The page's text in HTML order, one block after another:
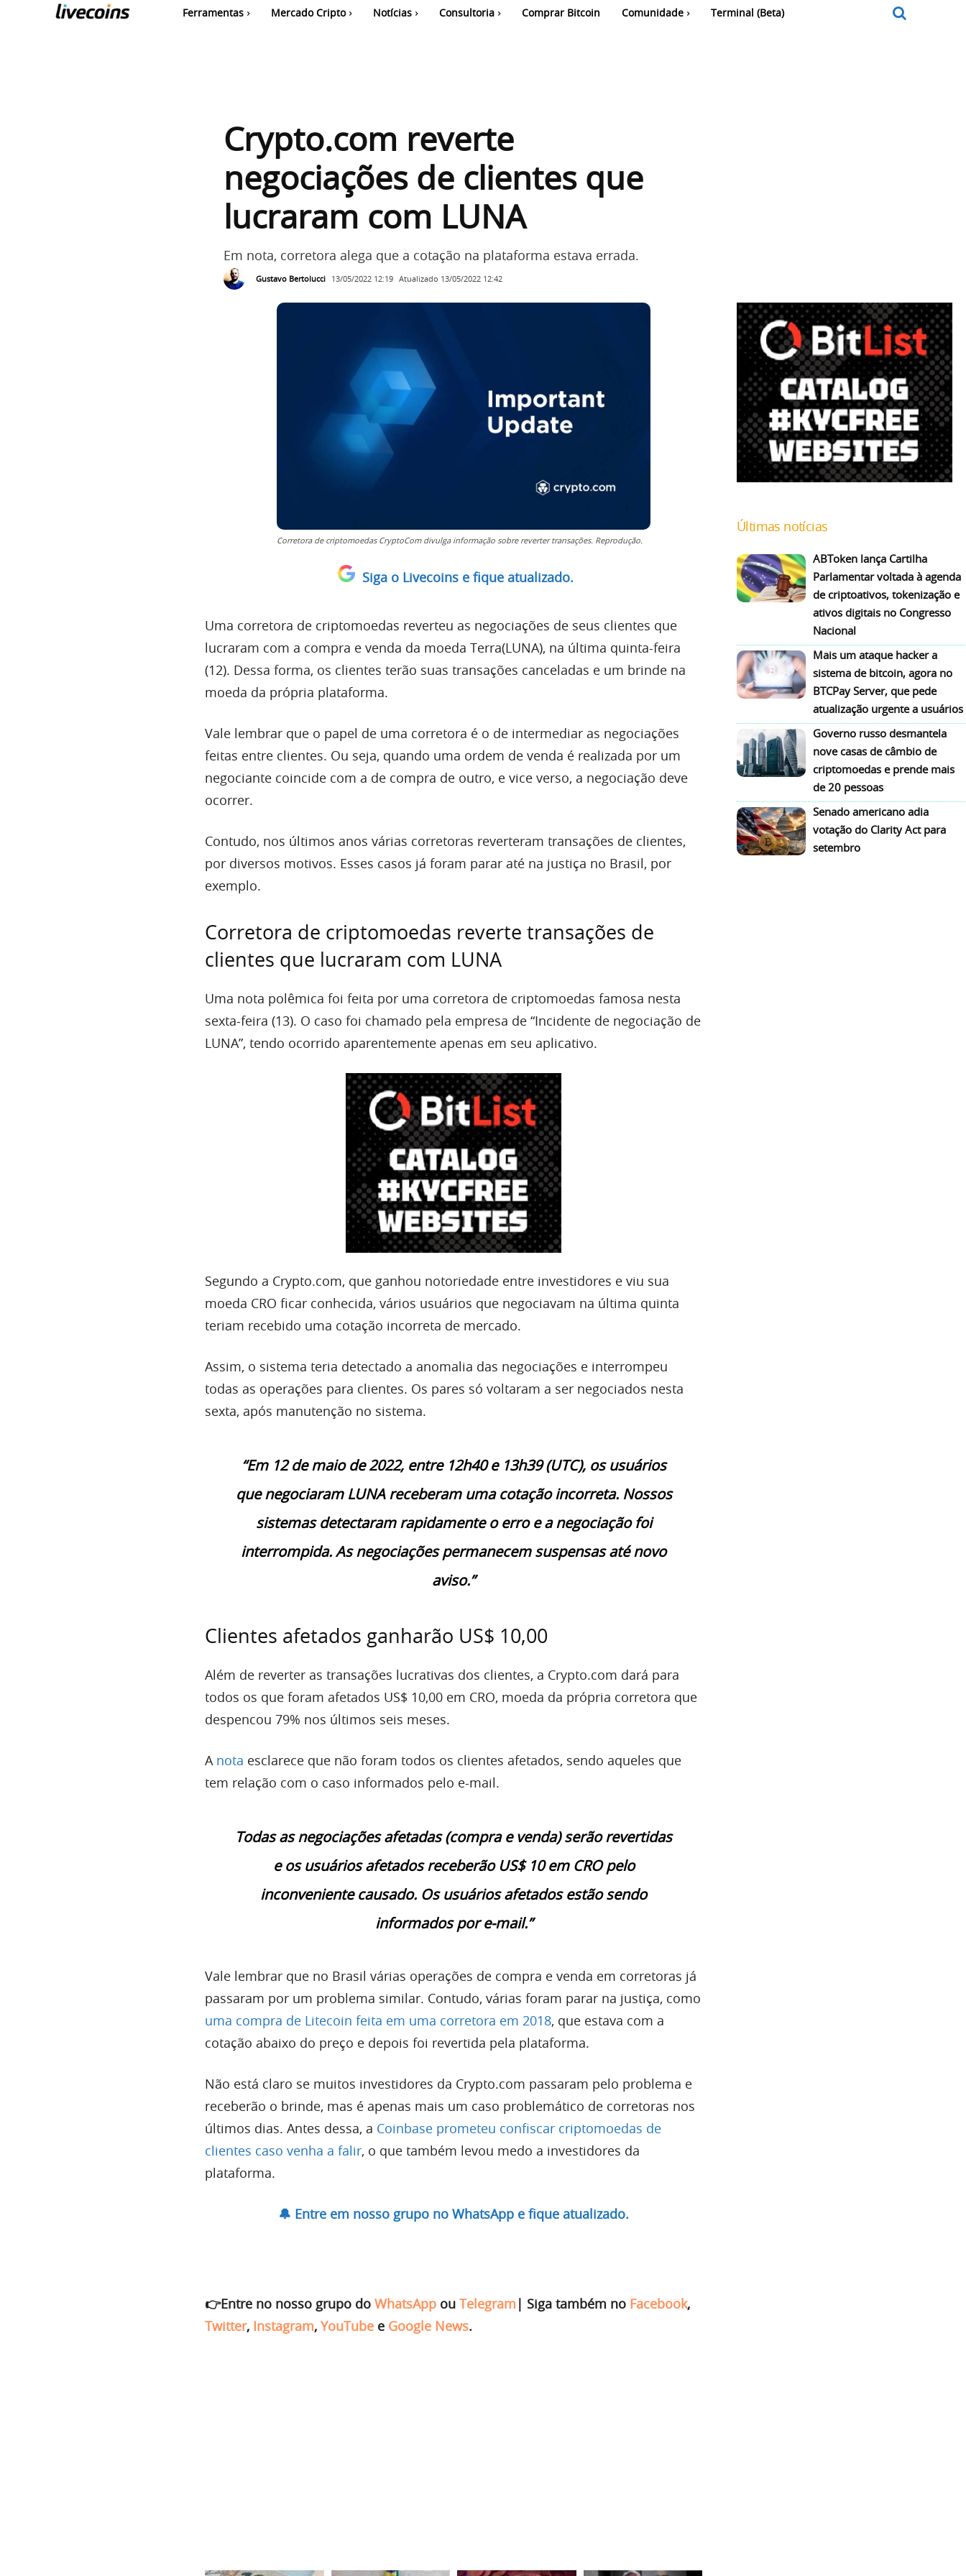
Ferramentas Mercado Cripto Notícias Consultoria Comprar Bitcoin Comunidade Terminal (Beta)
Crypto.com reverte
negociações de clientes que
lucraram com LUNA
Em nota, corretora alega que a cotação na plataforma estava errada.
Gustavo Bertolucci 13/05/2022 12:19 Atualizado 13/05/2022 12:42
Corretora de criptomoedas CryptoCom divulga informação sobre reverter transações. Reprodução.
Siga o Livecoins e fique atualizado.
Uma corretora de criptomoedas reverteu as negociações de seus clientes que
lucraram com a compra e venda da moeda Terra(LUNA), na última quinta-feira
(12). Dessa forma, os clientes terão suas transações canceladas e um brinde na
moeda da própria plataforma.
Vale lembrar que o papel de uma corretora é o de intermediar as negociações
feitas entre clientes. Ou seja, quando uma ordem de venda é realizada por um
negociante coincide com a de compra de outro, e vice verso, a negociação deve
ocorrer.
Contudo, nos últimos anos várias corretoras reverteram transações de clientes,
por diversos motivos. Esses casos já foram parar até na justiça no Brasil, por
exemplo.
Corretora de criptomoedas reverte transações de
clientes que lucraram com LUNA
Uma nota polêmica foi feita por uma corretora de criptomoedas famosa nesta
sexta-feira (13). O caso foi chamado pela empresa de “Incidente de negociação de
LUNA”, tendo ocorrido aparentemente apenas em seu aplicativo.
Segundo a Crypto.com, que ganhou notoriedade entre investidores e viu sua
moeda CRO ficar conhecida, vários usuários que negociavam na última quinta
teriam recebido uma cotação incorreta de mercado.
Assim, o sistema teria detectado a anomalia das negociações e interrompeu
todas as operações para clientes. Os pares só voltaram a ser negociados nesta
sexta, após manutenção no sistema.
“Em 12 de maio de 2022, entre 12h40 e 13h39 (UTC), os usuários
que negociaram LUNA receberam uma cotação incorreta. Nossos
sistemas detectaram rapidamente o erro e a negociação foi
interrompida. As negociações permanecem suspensas até novo
aviso.”
Clientes afetados ganharão US$ 10,00
Além de reverter as transações lucrativas dos clientes, a Crypto.com dará para
todos os que foram afetados US$ 10,00 em CRO, moeda da própria corretora que
despencou 79% nos últimos seis meses.
A nota esclarece que não foram todos os clientes afetados, sendo aqueles que
tem relação com o caso informados pelo e-mail.
Todas as negociações afetadas (compra e venda) serão revertidas
e os usuários afetados receberão US$ 10 em CRO pelo
inconveniente causado. Os usuários afetados estão sendo
informados por e-mail.”
Vale lembrar que no Brasil várias operações de compra e venda em corretoras já
passaram por um problema similar. Contudo, várias foram parar na justiça, como
uma compra de Litecoin feita em uma corretora em 2018, que estava com a
cotação abaixo do preço e depois foi revertida pela plataforma.
Não está claro se muitos investidores da Crypto.com passaram pelo problema e
receberão o brinde, mas é apenas mais um caso problemático de corretoras nos
últimos dias. Antes dessa, a Coinbase prometeu confiscar criptomoedas de
clientes caso venha a falir, o que também levou medo a investidores da
plataforma.
🔔 Entre em nosso grupo no WhatsApp e fique atualizado.
👉Entre no nosso grupo do WhatsApp ou Telegram | Siga também no Facebook,
Twitter, Instagram, YouTube e Google News.
Últimas notícias
ABToken lança Cartilha
Parlamentar voltada à agenda
de criptoativos, tokenização e
ativos digitais no Congresso
Nacional
Mais um ataque hacker a
sistema de bitcoin, agora no
BTCPay Server, que pede
atualização urgente a usuários
Governo russo desmantela
nove casas de câmbio de
criptomoedas e prende mais
de 20 pessoas
Senado americano adia
votação do Clarity Act para
setembro